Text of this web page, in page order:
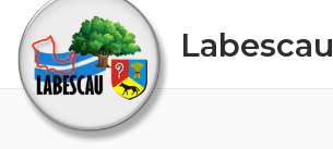
content
Labescau